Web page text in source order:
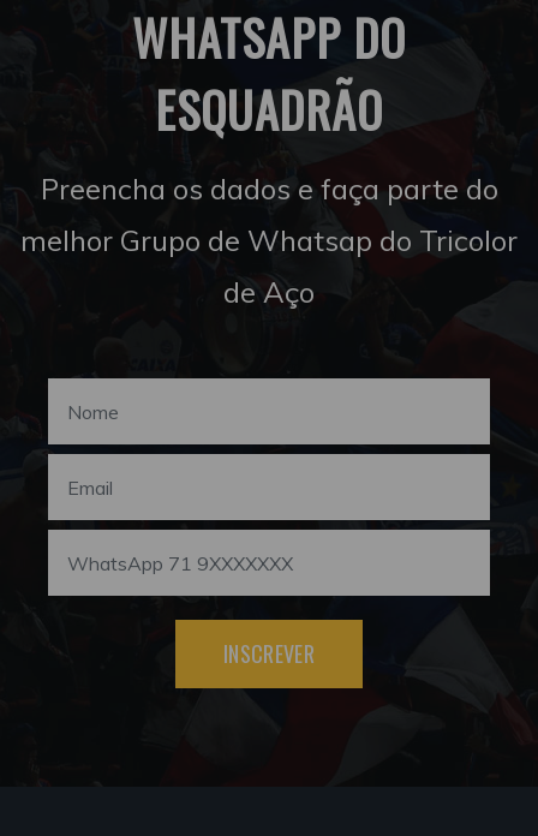
WHATSAPP DO
ESQUADRÃO
Preencha os dados e faça parte do
melhor Grupo de Whatsap do Tricolor
de Aço
INSCREVER